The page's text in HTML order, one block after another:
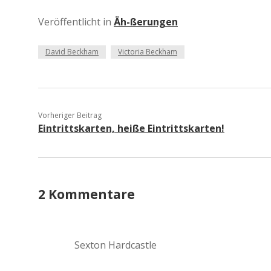
Veröffentlicht in Äh-ßerungen
David Beckham Victoria Beckham
Vorheriger Beitrag
Eintrittskarten, heiße Eintrittskarten!
2 Kommentare
Sexton Hardcastle